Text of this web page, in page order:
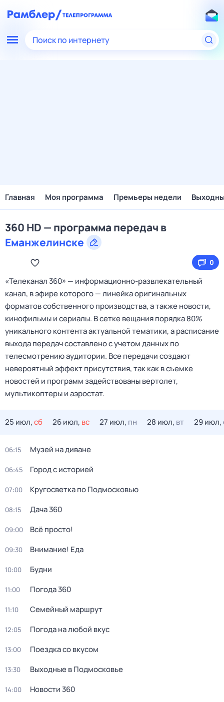
Поиск по интернету
Главная Моя программа Премьеры недели
360 HD — программа передач в
Еманжелинске
0
«Телеканал 360» — информационно‑развлекательный
канал, в эфире которого — линейка оригинальных
форматов собственного производства, а также новости,
кинофильмы и сериалы. В сетке вещания порядка 80%
уникального контента актуальной тематики, а расписание
выхода передач составлено с учетом данных по
телесмотрению аудитории. Все передачи создают
невероятный эффект присутствия, так как в съемке
новостей и программ задействованы вертолет,
мультикоптеры и аэростат.
25 июл,сб 26 июл, вс 27 июл, пн 28 июл, вт 29 июл,
06:15 Музей на диване
06:45 Город с историей
07:00 Кругосветка по Подмосковью
08:15 Дача 360
09:00 Всё просто!
09:30 Внимание! Еда
10:00 Будни
11:00 Погода 360
11:10 Семейный маршрут
12:05 Погода на любой вкус
13:00 Поездка со вкусом
13:30 Выходные в Подмосковье
14:00 Новости 360